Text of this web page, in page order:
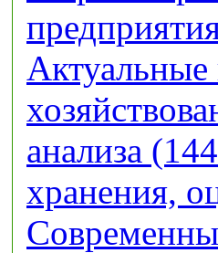
анализа
хранения,